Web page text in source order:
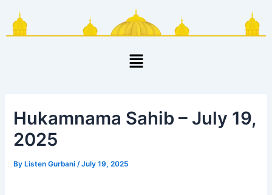
content
Menu
Hukamnama Sahib – July 19,
2025
By Listen Gurbani/July 19, 2025
navigation